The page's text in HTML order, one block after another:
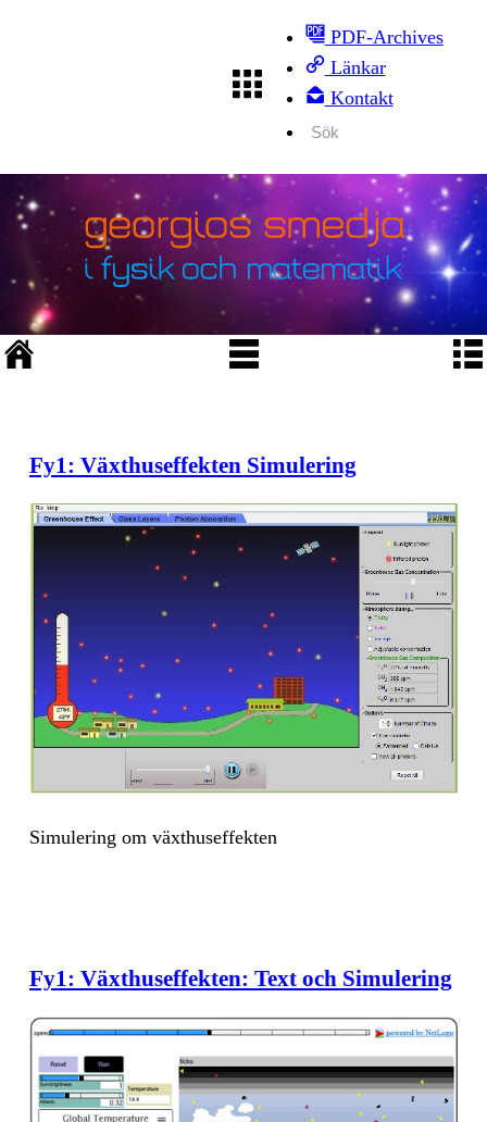
PDF-Archives
Länkar
Kontakt
Fy1: Växthuseffekten Simulering
Si­mu­le­ring om växt­hu­sef­fek­ten
Fy1: Växthuseffekten: Text och Simulering